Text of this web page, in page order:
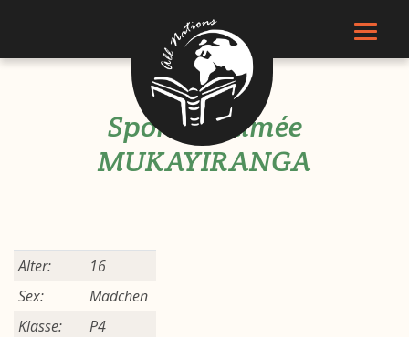
Sponsor Aimée
MUKAYIRANGA
Alter:
16
Sex:
Mädchen
Klasse:
P4